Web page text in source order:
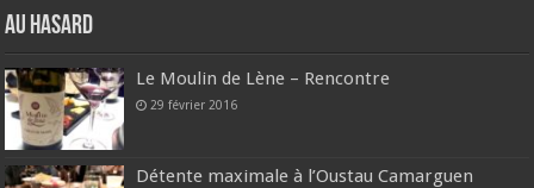
Au hasard
Le Moulin de Lène – Rencontre
29 février 2016
Détente maximale à l’Oustau Camarguen